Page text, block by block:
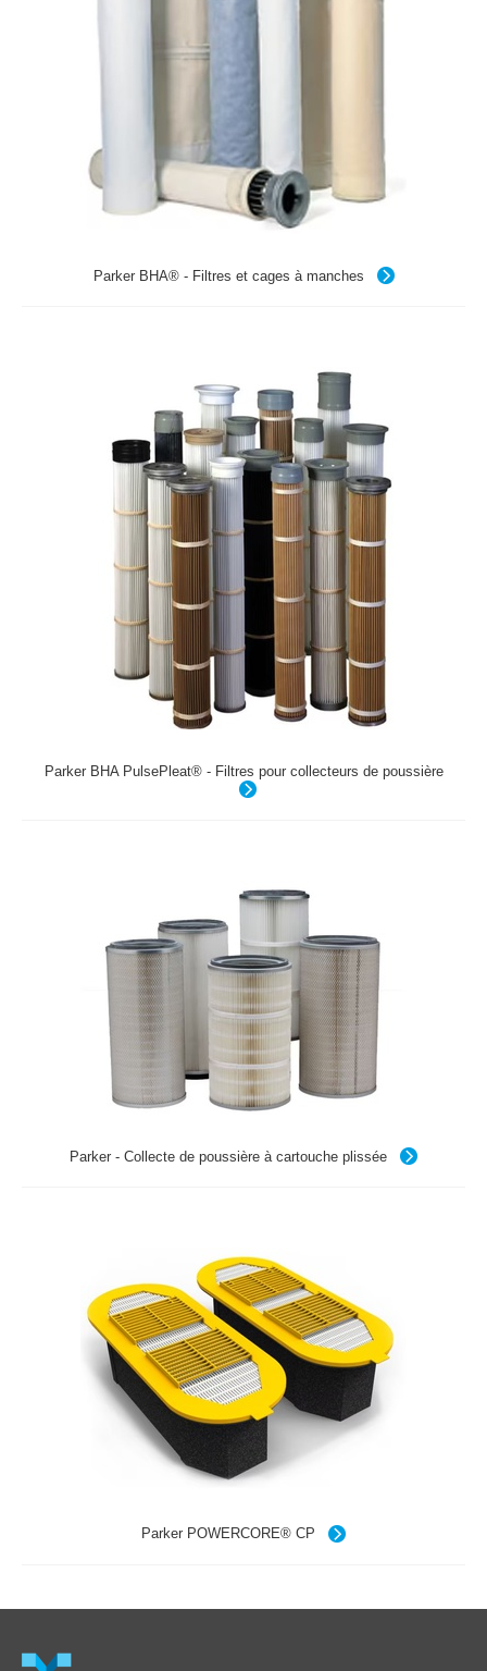
Parker BHA® - Filtres et cages à manches
Parker BHA PulsePleat® - Filtres pour collecteurs de poussière
Parker - Collecte de poussière à cartouche plissée
Parker POWERCORE® CP